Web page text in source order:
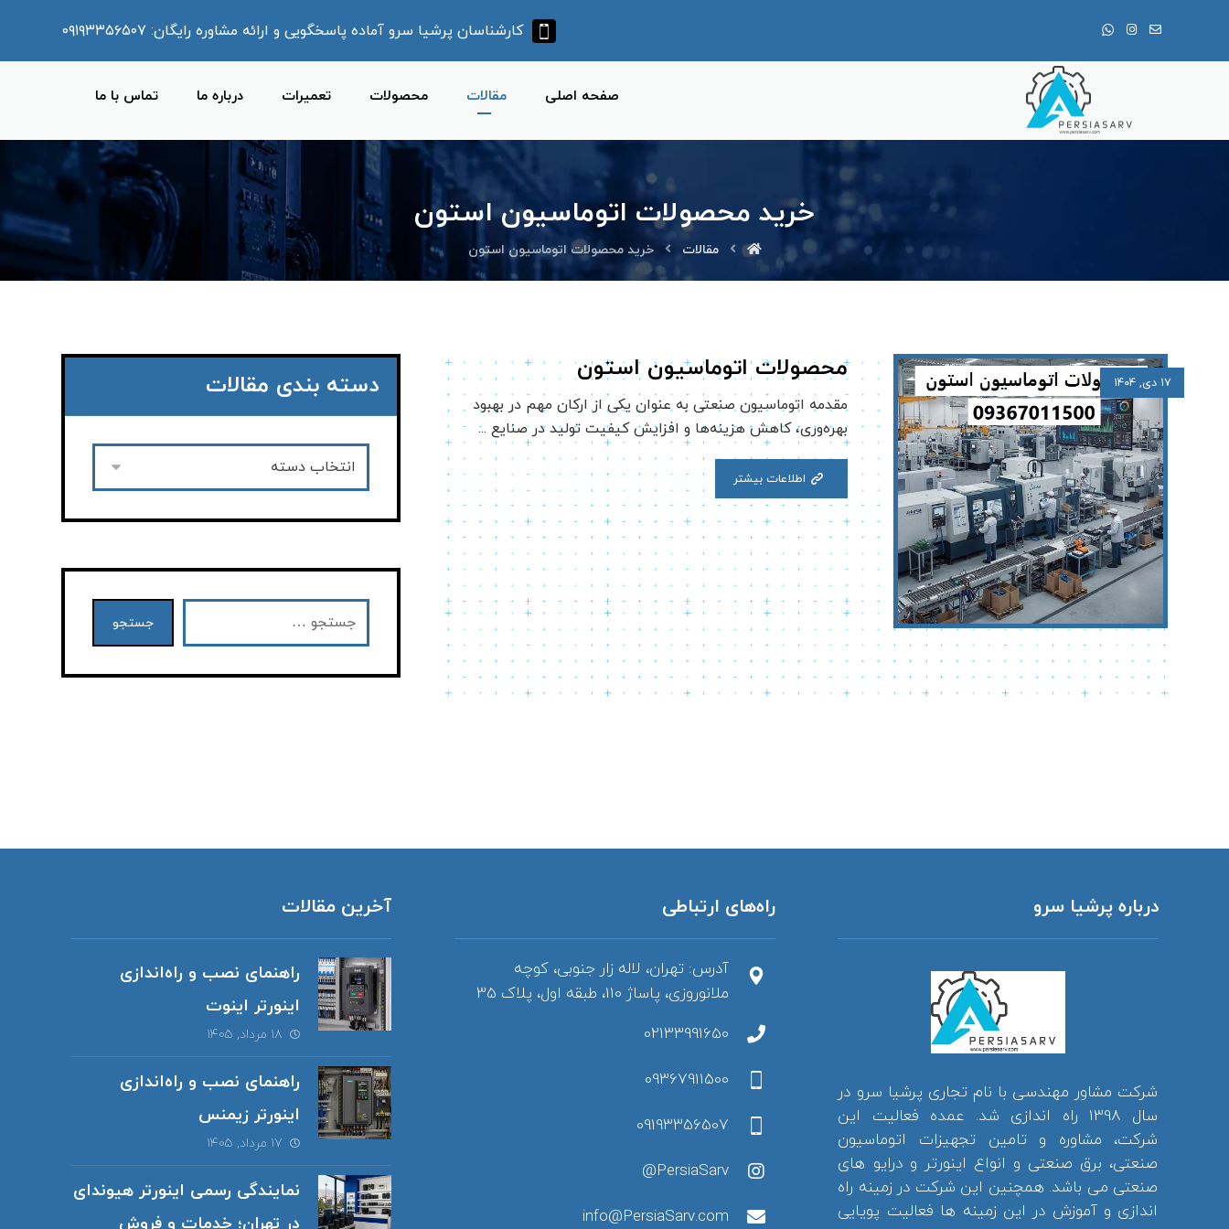
کارشناسان پرشیا سرو آماده پاسخگویی و ارائه مشاوره رایگان: ۰۹۱۹۳۳۵۶۵۰۷
صفحه اصلی مقالات محصولات تعمیرات درباره ما تماس با ما
خرید محصولات اتوماسیون استون
مقالات خرید محصولات اتوماسیون استون
محصولات اتوماسیون استون ۱۷ دی, ۱۴۰۴
مقدمه اتوماسیون صنعتی به عنوان یکی از ارکان مهم در بهبود
بهره‌وری، کاهش هزینه‌ها و افزایش کیفیت تولید در صنایع ...
اطلاعات بیشتر
دسته بندی مقالات
جستجو
درباره پرشیا سرو
شرکت مشاور مهندسی با نام تجاری پرشیا سرو در
سال 1398 راه اندازی شد. عمده فعالیت این
شرکت، مشاوره و تامین تجهیزات اتوماسیون
صنعتی، برق صنعتی و انواع اینورتر و درایو های
صنعتی می باشد. همچنین این شرکت در زمینه راه
اندازی و آموزش در این زمینه ها فعالیت پویایی
راه‌های ارتباطی
آدرس: تهران، لاله زار جنوبی، کوچه
ملانوروزی، پاساژ 110، طبقه اول، پلاک 35
02133991650
09367911500
09193356507
PersiaSarv@
info@PersiaSarv.com
آخرین مقالات
راهنمای نصب و راه‌اندازی
اینورتر اینوت
۱۸ مرداد, ۱۴۰۵
راهنمای نصب و راه‌اندازی
اینورتر زیمنس
۱۷ مرداد, ۱۴۰۵
نمایندگی رسمی اینورتر هیوندای
در تهران؛ خدمات و فروش